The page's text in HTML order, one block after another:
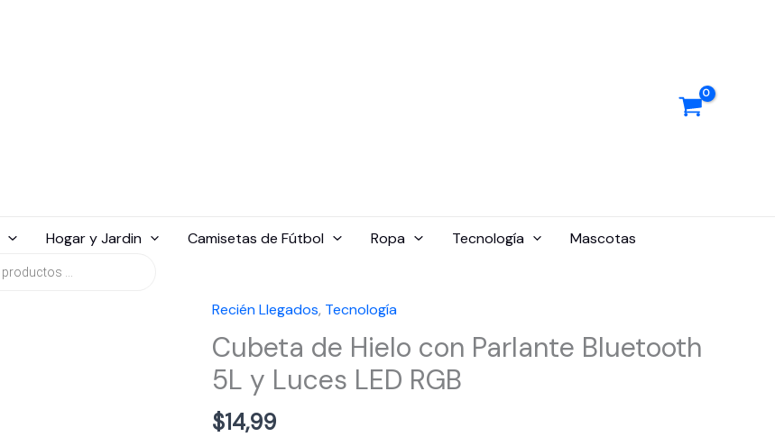
Hogar y Jardin Camisetas de Fútbol Ropa Tecnología
Mascotas
Recién Llegados, Tecnología
Cubeta de Hielo con Parlante Bluetooth
5L y Luces LED RGB
$14,99